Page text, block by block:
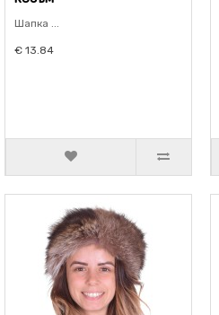
Шапка ...
€ 13.84